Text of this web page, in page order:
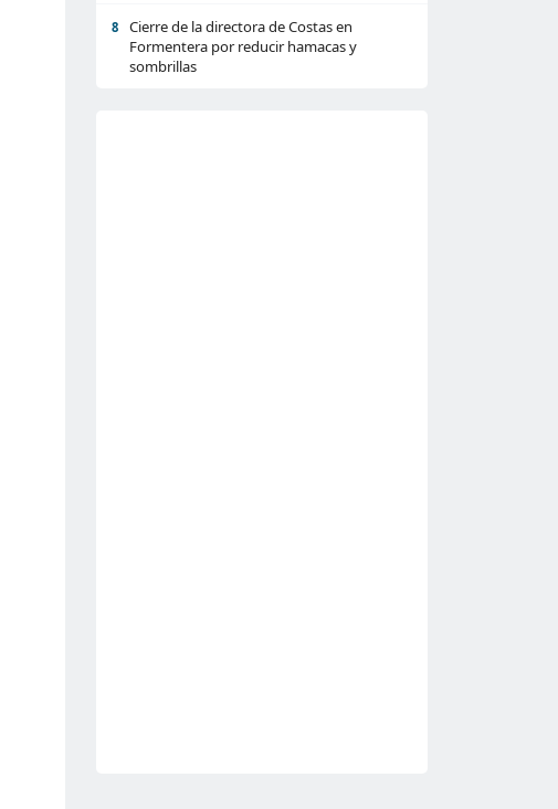
8
Cierre de la directora de Costas en
Formentera por reducir hamacas y
sombrillas